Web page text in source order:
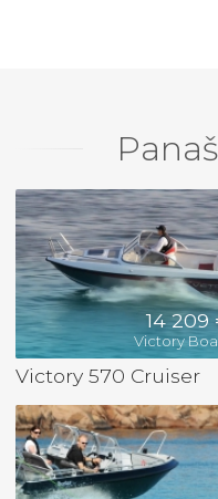
14 209
Victory
Victory 570 Cruiser